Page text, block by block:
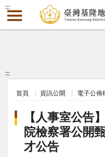
:::
:::
首頁 資訊公開 電子公佈
【人事室公告
院檢察署公開
才公告